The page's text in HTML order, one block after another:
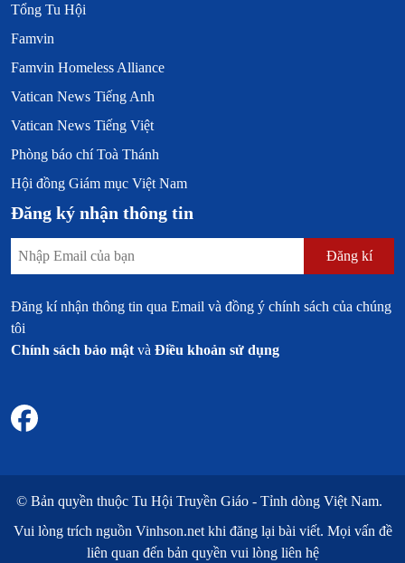
Tổng Tu Hội
Famvin
Famvin Homeless Alliance
Vatican News Tiếng Anh
Vatican News Tiếng Việt
Phòng báo chí Toà Thánh
Hội đồng Giám mục Việt Nam
Đăng ký nhận thông tin
Đăng kí
Đăng kí nhận thông tin qua Email và đồng ý chính sách của chúng
tôi
Chính sách bảo mật và Điều khoản sử dụng
© Bản quyền thuộc Tu Hội Truyền Giáo - Tỉnh dòng Việt Nam.
Vui lòng trích nguồn Vinhson.net khi đăng lại bài viết. Mọi vấn đề
liên quan đến bản quyền vui lòng liên hệ